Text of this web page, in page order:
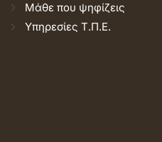
Μάθε που ψηφίζεις
Υπηρεσίες Τ.Π.Ε.